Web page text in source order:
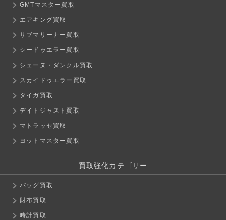
GMTマスター買取
エアキング買取
サブマリーナー買取
シードゥエラー買取
シェーヌ・ダンクル買取
スカイドゥエラー買取
タイガ買取
デイトジャスト買取
マトラッセ買取
ヨットマスター買取
買取強化カテゴリー
バッグ買取
財布買取
時計買取